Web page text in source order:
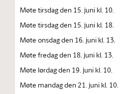
Møte tirsdag den 15. juni kl. 10.
Møte tirsdag den 15. juni kl. 18.
Møte onsdag den 16. juni kl. 13.
Møte fredag den 18. juni kl. 13.
Møte lørdag den 19. juni kl. 10.
Møte mandag den 21. juni kl. 10.